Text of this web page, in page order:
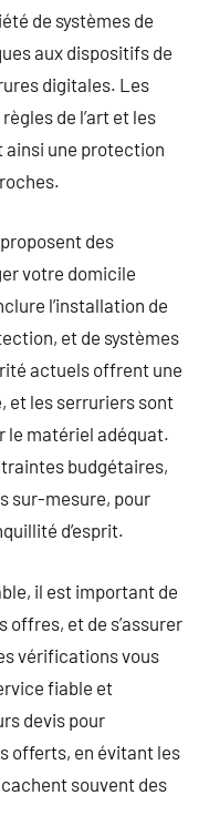
de systèmes de
aux dispositifs de
digitales. Les
de l’art et les
ainsi une protection
des
votre domicile
l’installation de
et de systèmes
actuels offrent une
et les serruriers sont
le matériel adéquat.
budgétaires,
sur-mesure, pour
d’esprit.
il est important de
offres, et de s’assurer
vérifications vous
fiable et
devis pour
offerts, en évitant les
souvent des